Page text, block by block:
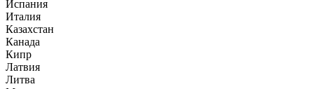
Испания
Италия
Казахстан
Канада
Кипр
Латвия
Литва